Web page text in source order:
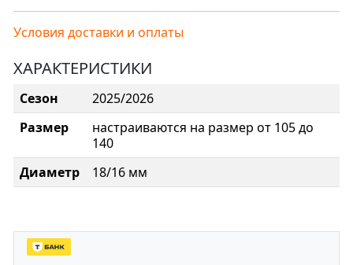
Условия доставки и оплаты
ХАРАКТЕРИСТИКИ
Сезон
2025/2026
Размер
настраиваются на размер от 105 до
140
Диаметр
18/16 мм